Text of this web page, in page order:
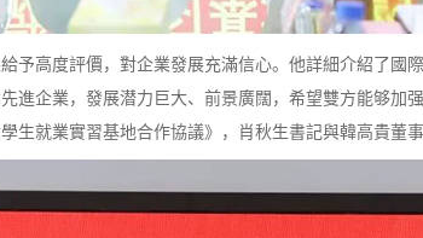
高度評價，對企業發展充滿信心。他詳細介紹了國
進企業，發展潜力巨大、前景廣闊，希望雙方能够加
就業實習基地合作協議》，肖秋生書記與韓高貴董